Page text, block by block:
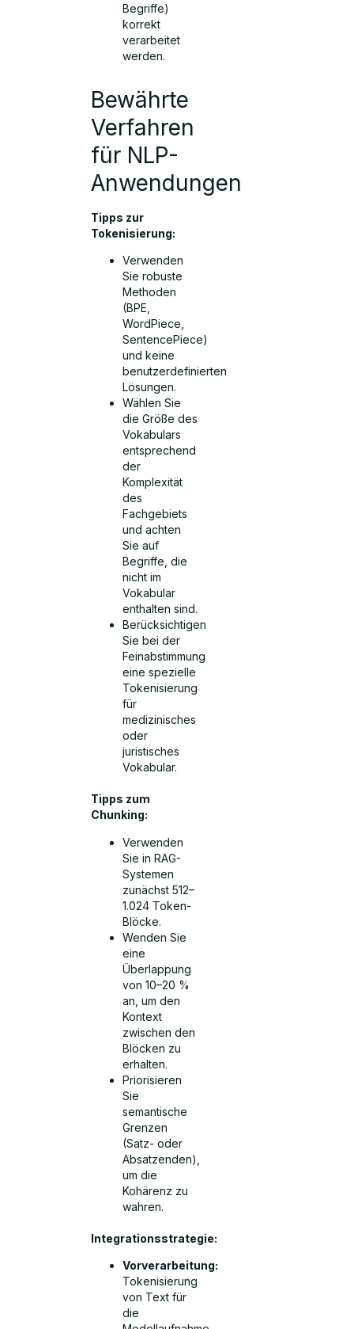
Begriffe)
korrekt
verarbeitet
werden.
Bewährte
Verfahren
für NLP-
Anwendungen
Tipps zur
Tokenisierung:
Verwenden
Sie robuste
Methoden
(BPE,
WordPiece,
SentencePiece)
und keine
benutzerdefinierten
Lösungen.
Wählen Sie
die Größe des
Vokabulars
entsprechend
der
Komplexität
des
Fachgebiets
und achten
Sie auf
Begriffe, die
nicht im
Vokabular
enthalten sind.
Berücksichtigen
Sie bei der
Feinabstimmung
eine spezielle
Tokenisierung
für
medizinisches
oder
juristisches
Vokabular.
Tipps zum
Chunking:
Verwenden
Sie in RAG-
Systemen
zunächst 512–
1.024 Token-
Blöcke.
Wenden Sie
eine
Überlappung
von 10–20 %
an, um den
Kontext
zwischen den
Blöcken zu
erhalten.
Priorisieren
Sie
semantische
Grenzen
(Satz- oder
Absatzenden),
um die
Kohärenz zu
wahren.
Integrationsstrategie:
Vorverarbeitung:
Tokenisierung
von Text für
die